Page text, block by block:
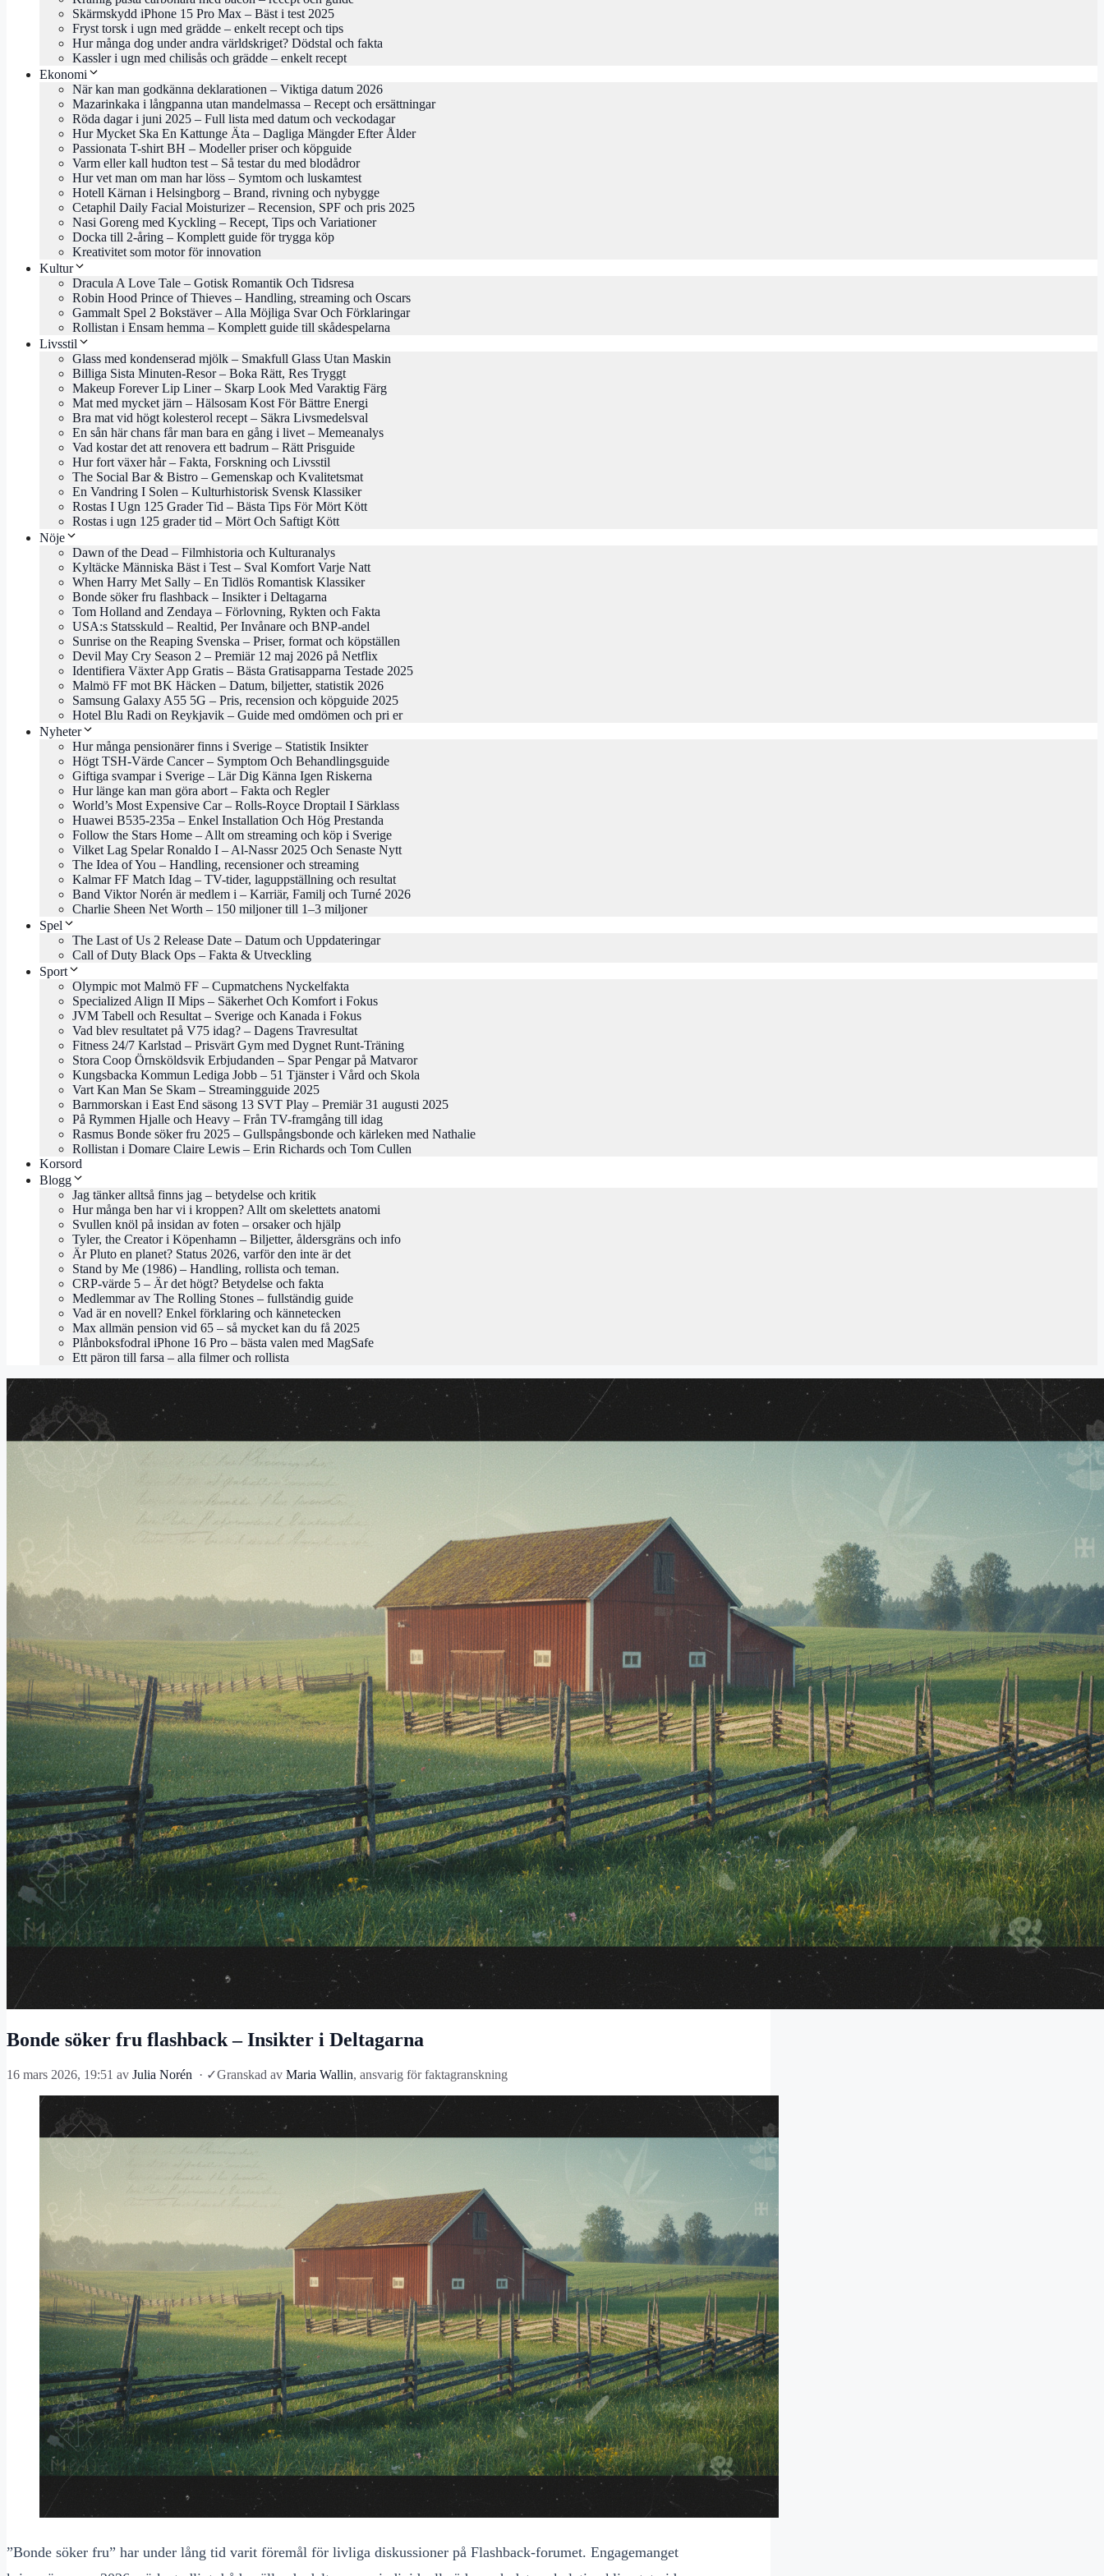
Skärmskydd iPhone 15 Pro Max – Bäst i test 2025
Fryst torsk i ugn med grädde – enkelt recept och tips
Hur många dog under andra världskriget? Dödstal och fakta
Kassler i ugn med chilisås och grädde – enkelt recept
Ekonomi
När kan man godkänna deklarationen – Viktiga datum 2026
Mazarinkaka i långpanna utan mandelmassa – Recept och ersättningar
Röda dagar i juni 2025 – Full lista med datum och veckodagar
Hur Mycket Ska En Kattunge Äta – Dagliga Mängder Efter Ålder
Passionata T-shirt BH – Modeller priser och köpguide
Varm eller kall hudton test – Så testar du med blodådror
Hur vet man om man har löss – Symtom och luskamtest
Hotell Kärnan i Helsingborg – Brand, rivning och nybygge
Cetaphil Daily Facial Moisturizer – Recension, SPF och pris 2025
Nasi Goreng med Kyckling – Recept, Tips och Variationer
Docka till 2-åring – Komplett guide för trygga köp
Kreativitet som motor för innovation
Kultur
Dracula A Love Tale – Gotisk Romantik Och Tidsresa
Robin Hood Prince of Thieves – Handling, streaming och Oscars
Gammalt Spel 2 Bokstäver – Alla Möjliga Svar Och Förklaringar
Rollistan i Ensam hemma – Komplett guide till skådespelarna
Livsstil
Glass med kondenserad mjölk – Smakfull Glass Utan Maskin
Billiga Sista Minuten-Resor – Boka Rätt, Res Tryggt
Makeup Forever Lip Liner – Skarp Look Med Varaktig Färg
Mat med mycket järn – Hälsosam Kost För Bättre Energi
Bra mat vid högt kolesterol recept – Säkra Livsmedelsval
En sån här chans får man bara en gång i livet – Memeanalys
Vad kostar det att renovera ett badrum – Rätt Prisguide
Hur fort växer hår – Fakta, Forskning och Livsstil
The Social Bar & Bistro – Gemenskap och Kvalitetsmat
En Vandring I Solen – Kulturhistorisk Svensk Klassiker
Rostas I Ugn 125 Grader Tid – Bästa Tips För Mört Kött
Rostas i ugn 125 grader tid – Mört Och Saftigt Kött
Nöje
Dawn of the Dead – Filmhistoria och Kulturanalys
Kyltäcke Människa Bäst i Test – Sval Komfort Varje Natt
When Harry Met Sally – En Tidlös Romantisk Klassiker
Bonde söker fru flashback – Insikter i Deltagarna
Tom Holland and Zendaya – Förlovning, Rykten och Fakta
USA:s Statsskuld – Realtid, Per Invånare och BNP-andel
Sunrise on the Reaping Svenska – Priser, format och köpställen
Devil May Cry Season 2 – Premiär 12 maj 2026 på Netflix
Identifiera Växter App Gratis – Bästa Gratisapparna Testade 2025
Malmö FF mot BK Häcken – Datum, biljetter, statistik 2026
Samsung Galaxy A55 5G – Pris, recension och köpguide 2025
Hotel Blu Radi on Reykjavik – Guide med omdömen och pri er
Nyheter
Hur många pensionärer finns i Sverige – Statistik Insikter
Högt TSH-Värde Cancer – Symptom Och Behandlingsguide
Giftiga svampar i Sverige – Lär Dig Känna Igen Riskerna
Hur länge kan man göra abort – Fakta och Regler
World’s Most Expensive Car – Rolls-Royce Droptail I Särklass
Huawei B535-235a – Enkel Installation Och Hög Prestanda
Follow the Stars Home – Allt om streaming och köp i Sverige
Vilket Lag Spelar Ronaldo I – Al-Nassr 2025 Och Senaste Nytt
The Idea of You – Handling, recensioner och streaming
Kalmar FF Match Idag – TV-tider, laguppställning och resultat
Band Viktor Norén är medlem i – Karriär, Familj och Turné 2026
Charlie Sheen Net Worth – 150 miljoner till 1–3 miljoner
Spel
The Last of Us 2 Release Date – Datum och Uppdateringar
Call of Duty Black Ops – Fakta & Utveckling
Sport
Olympic mot Malmö FF – Cupmatchens Nyckelfakta
Specialized Align II Mips – Säkerhet Och Komfort i Fokus
JVM Tabell och Resultat – Sverige och Kanada i Fokus
Vad blev resultatet på V75 idag? – Dagens Travresultat
Fitness 24/7 Karlstad – Prisvärt Gym med Dygnet Runt-Träning
Stora Coop Örnsköldsvik Erbjudanden – Spar Pengar på Matvaror
Kungsbacka Kommun Lediga Jobb – 51 Tjänster i Vård och Skola
Vart Kan Man Se Skam – Streamingguide 2025
Barnmorskan i East End säsong 13 SVT Play – Premiär 31 augusti 2025
På Rymmen Hjalle och Heavy – Från TV-framgång till idag
Rasmus Bonde söker fru 2025 – Gullspångsbonde och kärleken med Nathalie
Rollistan i Domare Claire Lewis – Erin Richards och Tom Cullen
Korsord
Blogg
Jag tänker alltså finns jag – betydelse och kritik
Hur många ben har vi i kroppen? Allt om skelettets anatomi
Svullen knöl på insidan av foten – orsaker och hjälp
Tyler, the Creator i Köpenhamn – Biljetter, åldersgräns och info
Är Pluto en planet? Status 2026, varför den inte är det
Stand by Me (1986) – Handling, rollista och teman.
CRP-värde 5 – Är det högt? Betydelse och fakta
Medlemmar av The Rolling Stones – fullständig guide
Vad är en novell? Enkel förklaring och kännetecken
Max allmän pension vid 65 – så mycket kan du få 2025
Plånboksfodral iPhone 16 Pro – bästa valen med MagSafe
Ett päron till farsa – alla filmer och rollista
Bonde söker fru flashback – Insikter i Deltagarna
16 mars 2026, 19:51 av Julia Norén · ✓Granskad av Maria Wallin, ansvarig för faktagranskning
”Bonde söker fru” har under lång tid varit föremål för livliga diskussioner på Flashback-forumet. Engagemanget